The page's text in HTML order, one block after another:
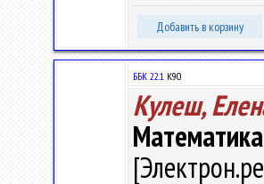
Добавить в корзину
ББК 22.1 К90
Кулеш,